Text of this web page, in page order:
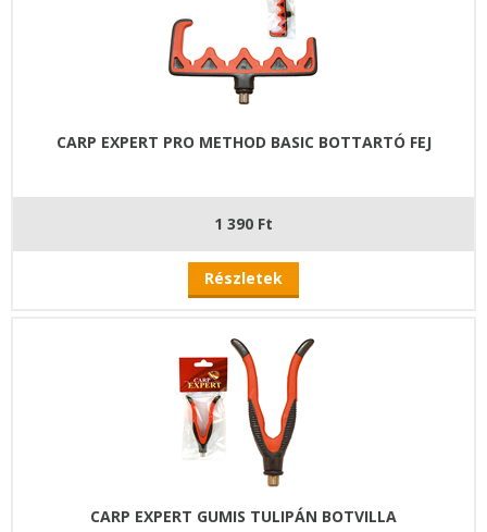
CARP EXPERT PRO METHOD BASIC BOTTARTÓ FEJ
1 390 Ft
Részletek
CARP EXPERT GUMIS TULIPÁN BOTVILLA